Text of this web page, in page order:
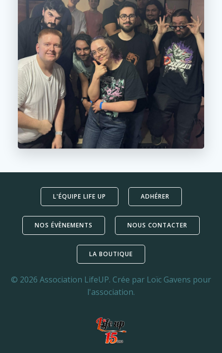
L'ÉQUIPE LIFE UP ADHÉRER
NOS ÉVÈNEMENTS NOUS CONTACTER
LA BOUTIQUE
© 2026 Association LifeUP. Crée par Loïc Gavens pour
l'association.